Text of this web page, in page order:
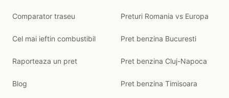
Comparator traseu
Cel mai ieftin combustibil
Raporteaza un pret
Blog
Preturi Romania vs Europa
Pret benzina Bucuresti
Pret benzina Cluj-Napoca
Pret benzina Timisoara